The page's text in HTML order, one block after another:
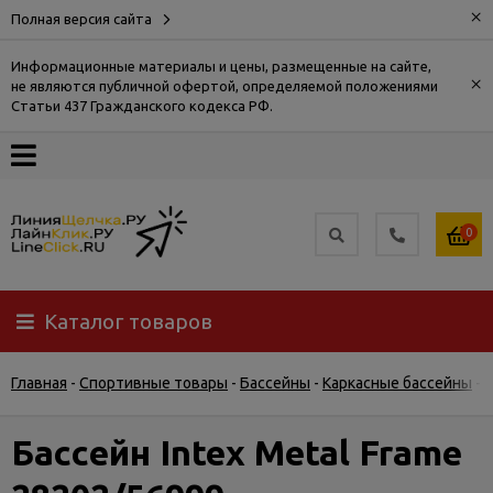
Полная версия сайта ×
Информационные материалы и цены, размещенные на сайте,
не являются публичной офертой, определяемой положениями
Статьи 437 Гражданского кодекса РФ.
×
О
Доставка
Самовывоз
Гарантия
0
Каталог товаров
Главная - Спортивные товары - Бассейны - Каркасные бассейны
Бассейн Intex Metal Frame